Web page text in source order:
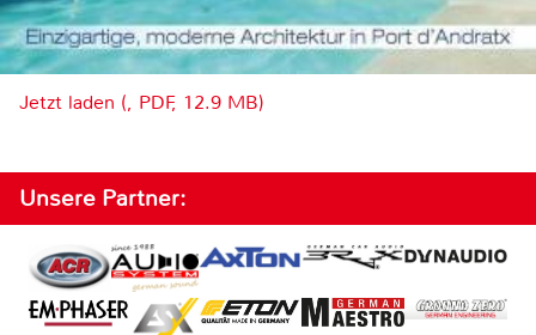
Jetzt laden (, PDF, 12.9 MB)
Unsere Partner: